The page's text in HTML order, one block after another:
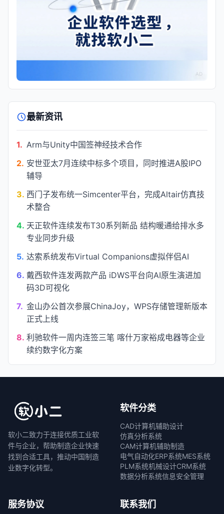
AD
最新资讯
1. Arm与Unity中国签神经技术合作
2. 安世亚太7月连续中标多个项目，同时推进A股IPO
辅导
3. 西门子发布统一Simcenter平台，完成Altair仿真技
术整合
4. 天正软件连续发布T30系列新品 结构暖通给排水多
专业同步升级
5. 达索系统发布Virtual Companions虚拟伴侣AI
6. 戴西软件连发两款产品 iDWS平台向AI原生演进加
码3D可视化
7. 金山办公首次参展ChinaJoy，WPS存储管理新版本
正式上线
8. 利驰软件一周内连签三笔 喀什万家裕成电器等企业
续约数字化方案
软小二致力于连接优质工业软
件与企业，帮助制造企业快速
找到合适工具，推动中国制造
业数字化转型。
软件分类
CAD计算机辅助设计
仿真分析系统
CAM计算机辅助制造
电气自动化ERP系统MES系统
PLM系统机械设计CRM系统
数据分析系统信息安全管理
服务协议 联系我们